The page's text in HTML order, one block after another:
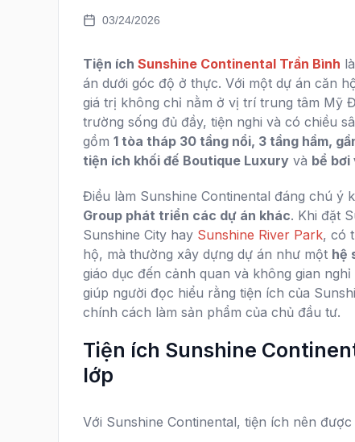
03/24/2026
Tiện ích Sunshine Continental Trần Bình
án dưới góc độ ở thực. Với một dự án căn
giá trị không chỉ nằm ở vị trí trung tâm Mỹ
trường sống đủ đầy, tiện nghi và có chiều
gồm 1 tòa tháp 30 tầng nổi, 3 tầng hầm,
tiện ích khối đế Boutique Luxury và bể bơi
Điều làm Sunshine Continental đáng chú ý
Group phát triển các dự án khác. Khi đặt
Sunshine City hay Sunshine River Park, có
hộ, mà thường xây dựng dự án như một hệ
giáo dục đến cảnh quan và không gian
giúp người đọc hiểu rằng tiện ích của
chính cách làm sản phẩm của chủ đầu tư.
Tiện ích Sunshine
lớp
Với Sunshine Continental, tiện ích nên